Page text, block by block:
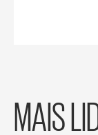
MAIS